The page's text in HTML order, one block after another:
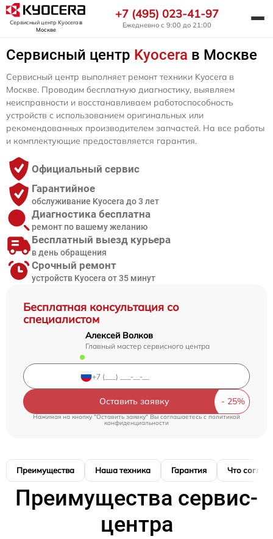
Сервисный центр Kyoceraв
Москве
+7 (495) 023-41-97
Ежедневно с 9:00 до 21:00
Сервисный центр Kyocera в Москве
Бесплатная консультация со
специалистом
Алексей Волков
Главный мастер сервисного центра
Оставить заявку
Нажимая на кнопку "Оставить заявку" Вы соглашаетесь c политикой
конфиденциальности
Сервисный центр выполняет ремонт техники Kyocera в
Москве. Проводим бесплатную диагностику, выявляем
неисправности и восстанавливаем работоспособность
устройств с использованием оригинальных или
рекомендованных производителем запчастей. На все работы
и комплектующие предоставляется гарантия.
Официальный сервис
Гарантийное
обслуживание Kyocera до 3 лет
Диагностика бесплатна
ремонт по вашему желанию
Бесплатный выезд курьера
в день обращения
Срочный ремонт
устройств Kyocera от 35 минут
Преимущества Наша техника Гарантия Что
Преимущества сервис-
центра